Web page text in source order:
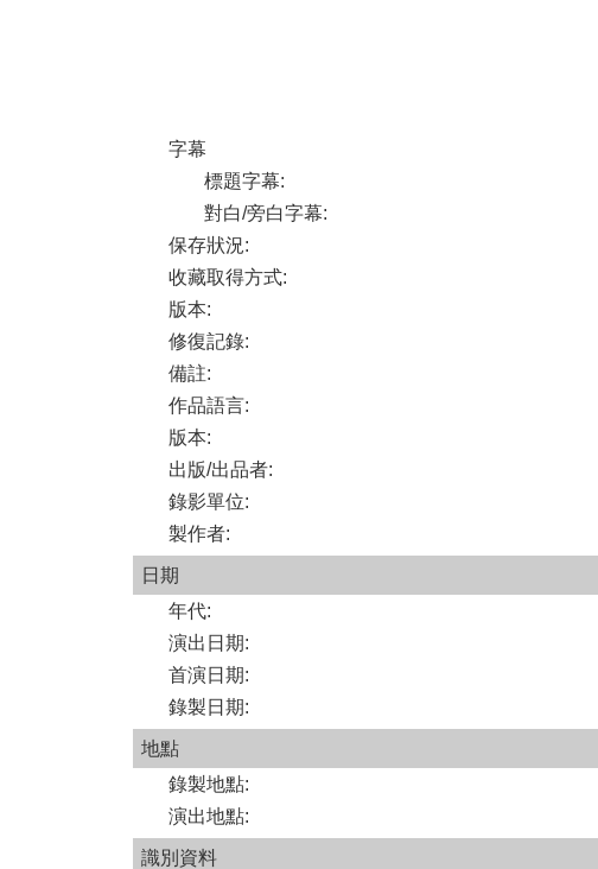
字幕
標題字幕:
對白/旁白字幕:
保存狀況:
收藏取得方式:
版本:
修復記錄:
備註:
作品語言:
版本:
出版/出品者:
錄影單位:
製作者:
日期
年代:
演出日期:
首演日期:
錄製日期:
地點
錄製地點:
演出地點:
識別資料